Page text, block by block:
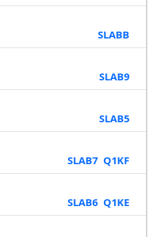
SLABB
SLAB9
SLAB5
SLAB7 Q1KF
SLAB6 Q1KE